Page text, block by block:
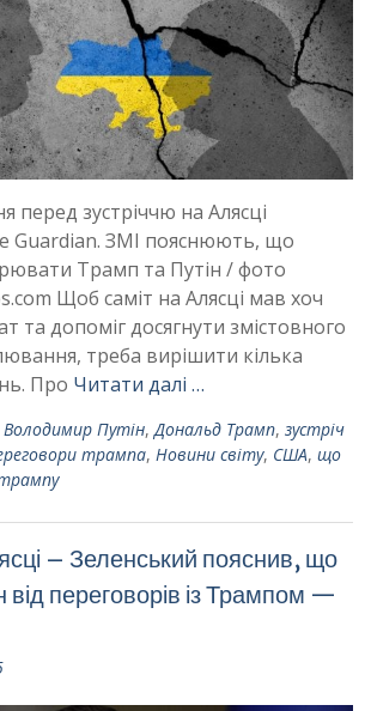
перед зустріччю на Алясці
Guardian. ЗМІ пояснюють, що
Трамп та Путін / фото
Щоб саміт на Алясці мав хоч
та допоміг досягнути змістовного
треба вирішити кілька
Про Читати далі …
Володимир Путін,Дональд Трамп, зустріч
трампа, Новини світу, США, що
– Зеленський пояснив, що
від переговорів із Трампом —